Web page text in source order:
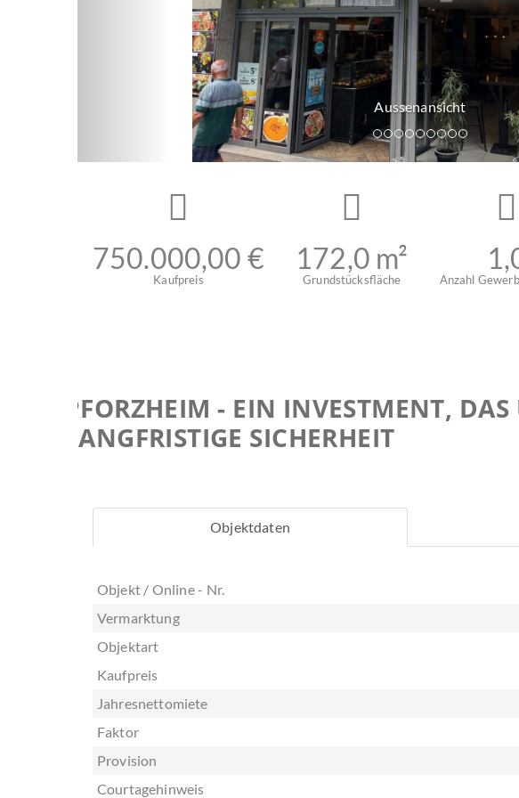
750.000,00 €
Kaufpreis
172,0 m²
Grundstücksfläche Anzahl
PFORZHEIM - EIN INVESTMENT,
LANGFRISTIGE SICHERHEIT
Objektdaten
Objekt / Online - Nr.
Vermarktung
Objektart
Kaufpreis
Jahresnettomiete
Faktor
Provision
Courtagehinweis